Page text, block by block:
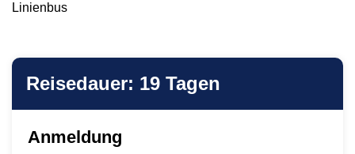
Linienbus
Reisedauer: 19 Tagen
Anmeldung